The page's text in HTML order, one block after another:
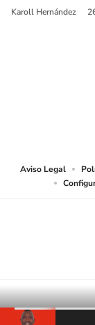
Karoll Hernández
Aviso Legal